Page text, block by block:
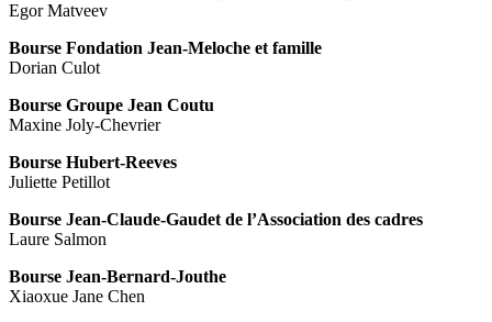
Egor Matveev
Bourse Fondation Jean-Meloche et famille
Dorian Culot
Bourse Groupe Jean Coutu
Maxine Joly-Chevrier
Bourse Hubert-Reeves
Juliette Petillot
Bourse Jean-Claude-Gaudet de l’Association des cadres
Laure Salmon
Bourse Jean-Bernard-Jouthe
Xiaoxue Jane Chen